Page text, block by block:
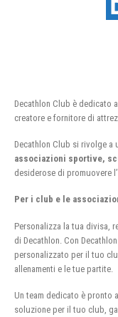
Decathlon Club è dedicato
creatore e fornitore di
Decathlon Club si rivolge a
associazioni sportive,
desiderose di promuovere
Per i club e le
Personalizza la tua divisa,
di Decathlon. Con
personalizzato per il tuo
allenamenti e le tue partite.
Un team dedicato è pronto
soluzione per il tuo club,